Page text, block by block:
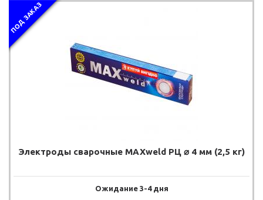
ПОД ЗАКАЗ
Электроды сварочные MAXweld РЦ ⌀ 4 мм (2,5 кг)
Ожидание 3-4 дня